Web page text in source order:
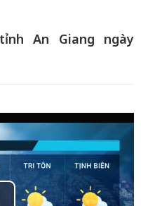
An Giang ngày